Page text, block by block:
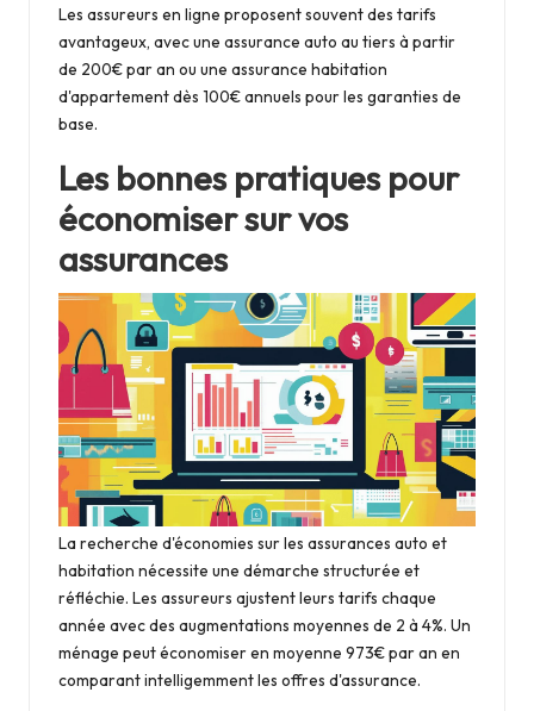
Les assureurs en ligne proposent souvent des tarifs
avantageux, avec une assurance auto au tiers à partir
de 200€ par an ou une assurance habitation
d'appartement dès 100€ annuels pour les garanties de
base.
Les bonnes pratiques pour
économiser sur vos
assurances
La recherche d'économies sur les assurances auto et
habitation nécessite une démarche structurée et
réfléchie. Les assureurs ajustent leurs tarifs chaque
année avec des augmentations moyennes de 2 à 4%. Un
ménage peut économiser en moyenne 973€ par an en
comparant intelligemment les offres d'assurance.